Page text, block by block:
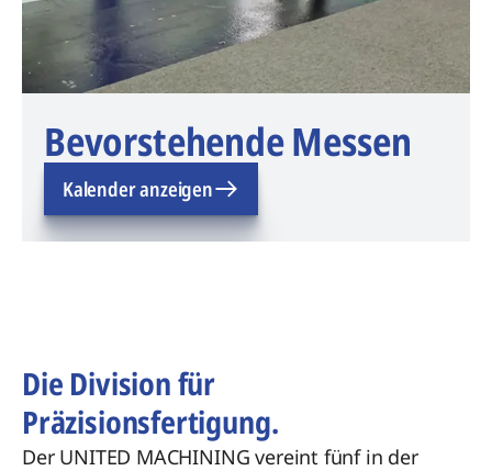
Bevorstehende Messen
Kalender anzeigen
Die Division für
Präzisionsfertigung.
Der UNITED MACHINING vereint fünf in der